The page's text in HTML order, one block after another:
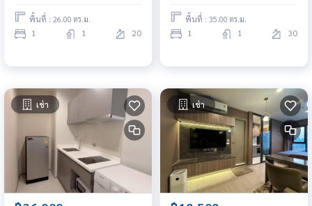
พื้นที่ : 26.00 ตร.ม.
1 1 20
พื้นที่ : 35.00 ตร.ม.
1 1 30
เช่า เช่า